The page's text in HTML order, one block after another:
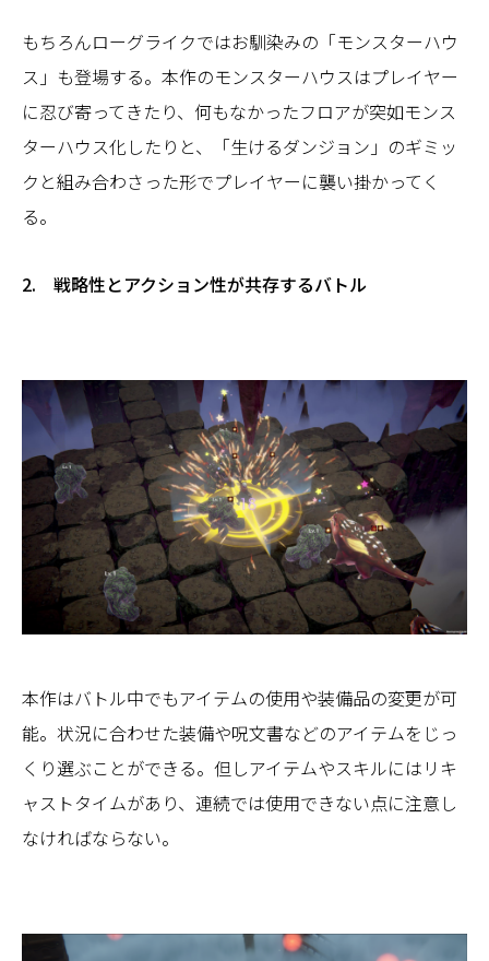
もちろんローグライクではお馴染みの「モンスターハウ
ス」も登場する。本作のモンスターハウスはプレイヤー
に忍び寄ってきたり、何もなかったフロアが突如モンス
ターハウス化したりと、「生けるダンジョン」のギミッ
クと組み合わさった形でプレイヤーに襲い掛かってく
る。
2. 戦略性とアクション性が共存するバトル
本作はバトル中でもアイテムの使用や装備品の変更が可
能。状況に合わせた装備や呪文書などのアイテムをじっ
くり選ぶことができる。但しアイテムやスキルにはリキ
ャストタイムがあり、連続では使用できない点に注意し
なければならない。